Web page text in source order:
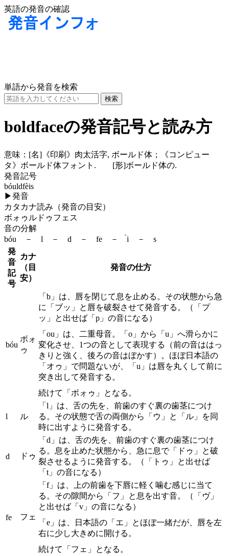
英語の発音の確認
単語から発音を検索
boldfaceの発音記号と読み方
意味： [名] 《印刷》肉太活字, ボールド体；《コンピュー
タ》ボールド体フォント. [形]ボールド体の.
発音記号
bóuldfèis
▶発音
カタカナ読み（発音の目安）
ボォゥルドゥフェス
音の分解
bóu － l － d － fe － ̀i － s
発
音
記
号
カナ
（目
安）
発音の仕方
bóu
ボォ
ゥ
「b」は、唇を閉じて息を止める。その状態から急
に「ブッ」と唇を破裂させて発音する。（「プ
ッ」と出せば「p」の音になる）
「ou」は、二重母音。「o」から「u」へ滑らかに
変化させ、1つの音として表現する（前の音ははっ
きりと強く、後ろの音はぼかす）。ほぼ日本語の
「オゥ」で問題ないが、「u」は唇を丸くして前に
突き出して発音する。
続けて「ボォゥ」となる。
l ル
「l」は、舌の先を、前歯のすぐ裏の歯茎につけ
る。その状態で舌の両側から「ウ」と「ル」を同
時に出すように発音する。
d ドゥ
「d」は、舌の先を、前歯のすぐ裏の歯茎につけ
る。息を止めた状態から、急に息で「ドゥ」と破
裂させるように発音する。（「トゥ」と出せば
「t」の音になる）
fe フェ
「f」は、上の前歯を下唇に軽く噛む感じに当て
る。その隙間から「フ」と息を出す音。（「ヴ」
と出せば「v」の音になる）
「e」は、日本語の「エ」とほぼ一緒だが、唇を左
右に少し大きめに開ける。
続けて「フェ」となる。